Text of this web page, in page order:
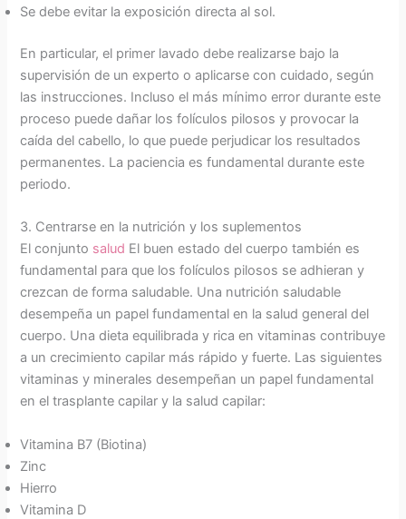
Se debe evitar la exposición directa al sol.
En particular, el primer lavado debe realizarse bajo la
supervisión de un experto o aplicarse con cuidado, según
las instrucciones. Incluso el más mínimo error durante este
proceso puede dañar los folículos pilosos y provocar la
caída del cabello, lo que puede perjudicar los resultados
permanentes. La paciencia es fundamental durante este
periodo.
3. Centrarse en la nutrición y los suplementos
El conjunto salud El buen estado del cuerpo también es
fundamental para que los folículos pilosos se adhieran y
crezcan de forma saludable. Una nutrición saludable
desempeña un papel fundamental en la salud general del
cuerpo. Una dieta equilibrada y rica en vitaminas contribuye
a un crecimiento capilar más rápido y fuerte. Las siguientes
vitaminas y minerales desempeñan un papel fundamental
en el trasplante capilar y la salud capilar:
Vitamina B7 (Biotina)
Zinc
Hierro
Vitamina D